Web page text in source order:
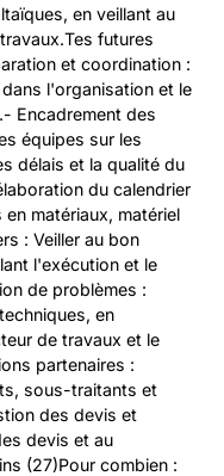
en veillant au
futures
et coordination :
l'organisation et le
Encadrement des
équipes sur les
délais et la qualité du
du calendrier
matériaux, matériel
: Veiller au bon
l'exécution et le
de problèmes :
en
de travaux et le
partenaires :
sous-traitants et
des devis et
devis et au
(27)Pour combien :